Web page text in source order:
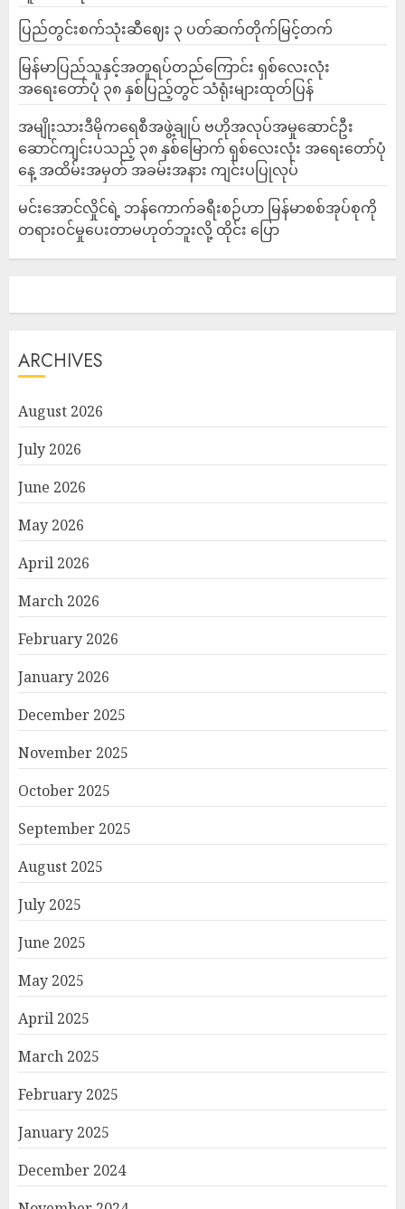
ပြည်တွင်းစက်သုံးဆီဈေး ၃ ပတ်ဆက်တိုက်မြင့်တက်
မြန်မာပြည်သူနှင့်အတူရပ်တည်ကြောင်း ရှစ်လေးလုံး
အရေးတော်ပုံ ၃၈ နှစ်ပြည့်တွင် သံရုံးများထုတ်ပြန်
အမျိုးသားဒီမိုကရေစီအဖွဲ့ချုပ် ဗဟိုအလုပ်အမှုဆောင်ဦး
ဆောင်ကျင်းပသည့် ၃၈ နှစ်မြောက် ရှစ်လေးလုံး အရေးတော်ပုံ
နေ့ အထိမ်းအမှတ် အခမ်းအနား ကျင်းပပြုလုပ်
မင်းအောင်လှိုင်ရဲ့ ဘန်ကောက်ခရီးစဉ်ဟာ မြန်မာစစ်အုပ်စုကို
တရားဝင်မှုပေးတာမဟုတ်ဘူးလို့ ထိုင်း ပြော
ARCHIVES
August 2026
July 2026
June 2026
May 2026
April 2026
March 2026
February 2026
January 2026
December 2025
November 2025
October 2025
September 2025
August 2025
July 2025
June 2025
May 2025
April 2025
March 2025
February 2025
January 2025
December 2024